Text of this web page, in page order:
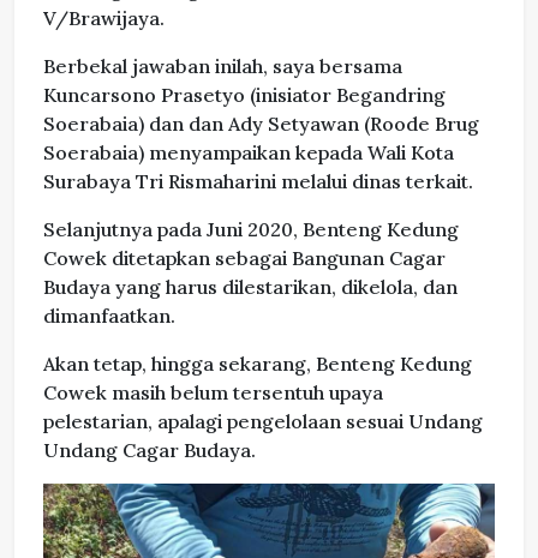
V/Brawijaya.
Berbekal jawaban inilah, saya bersama
Kuncarsono Prasetyo (inisiator Begandring
Soerabaia) dan dan Ady Setyawan (Roode Brug
Soerabaia) menyampaikan kepada Wali Kota
Surabaya Tri Rismaharini melalui dinas terkait.
Selanjutnya pada Juni 2020, Benteng Kedung
Cowek ditetapkan sebagai Bangunan Cagar
Budaya yang harus dilestarikan, dikelola, dan
dimanfaatkan.
Akan tetap, hingga sekarang, Benteng Kedung
Cowek masih belum tersentuh upaya
pelestarian, apalagi pengelolaan sesuai Undang
Undang Cagar Budaya.